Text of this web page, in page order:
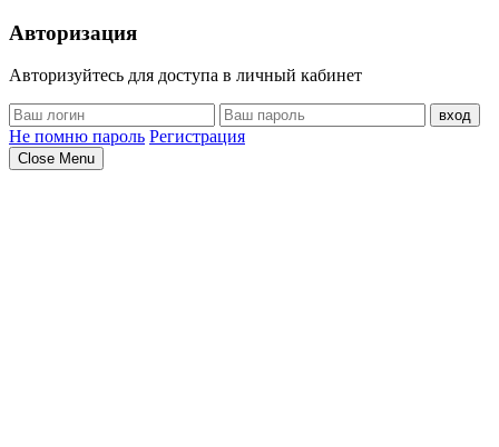
Авторизация
Авторизуйтесь для доступа в личный кабинет
вход
Не помню пароль Регистрация
Close Menu